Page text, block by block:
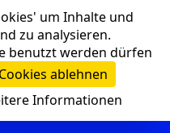
um Inhalte und
zu analysieren.
benutzt werden dürfen
Cookies ablehnen
Informationen